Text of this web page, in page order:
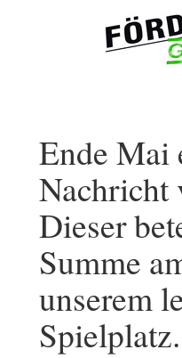
Ende Mai
Nachricht
Dieser
Summe
unserem
Spielplatz.